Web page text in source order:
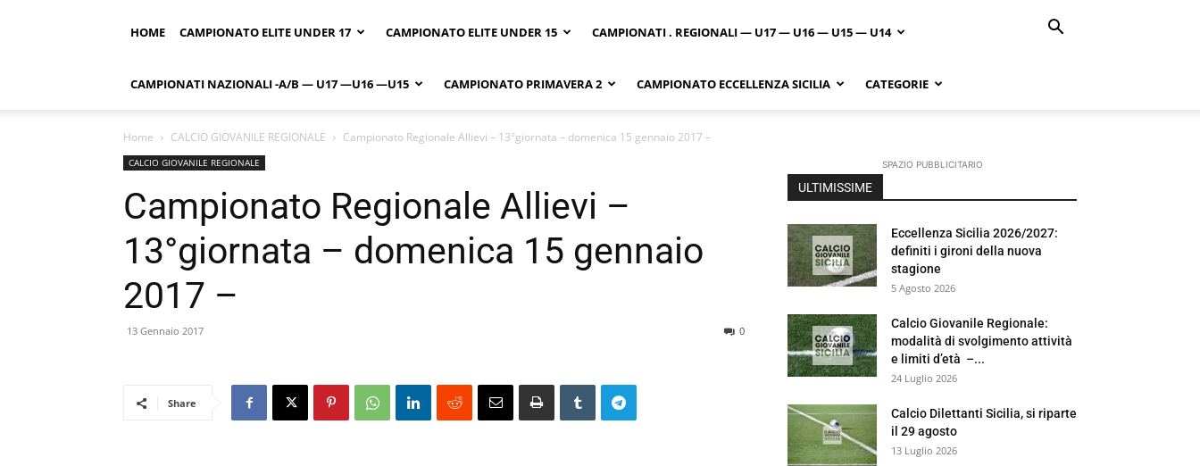
HOME CAMPIONATO ELITE UNDER 17 CAMPIONATO ELITE UNDER 15 CAMPIONATI . REGIONALI — U17 — U16 — U15 — U14
CAMPIONATI NAZIONALI -A/B — U17 —U16 —U15 CAMPIONATO PRIMAVERA 2 CAMPIONATO ECCELLENZA SICILIA CATEGORIE
Home CALCIO GIOVANILE REGIONALE Campionato Regionale Allievi – 13°giornata – domenica 15 gennaio 2017 –
CALCIO GIOVANILE REGIONALE
Campionato Regionale Allievi –
13°giornata – domenica 15 gennaio
2017 –
13 Gennaio 2017 0
Share
SPAZIO PUBBLICITARIO
ULTIMISSIME
Eccellenza Sicilia 2026/2027:
definiti i gironi della nuova
stagione
5 Agosto 2026
Calcio Giovanile Regionale:
modalità di svolgimento attività
e limiti d’età –...
24 Luglio 2026
Calcio Dilettanti Sicilia, si riparte
il 29 agosto
13 Luglio 2026